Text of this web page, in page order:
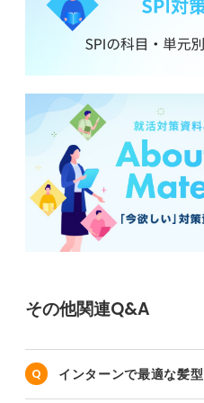
その他関連Q&A
インターンで最適な髪